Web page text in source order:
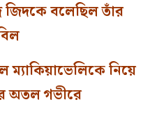
জিদকে বলেছিল তাঁর
ম্যাকিয়াভেলিকে নিয়ে
অতল গভীরে